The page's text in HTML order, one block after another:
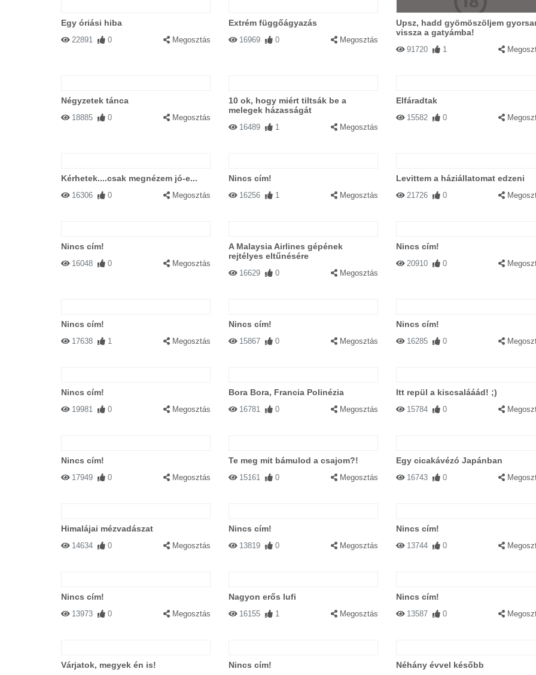
Egy óriási hiba
22891 0 Megosztás
Extrém függőágyazás
16969 0 Megosztás
Upsz, hadd gyömöszöljem
vissza a gatyámba!
91720 1
Négyzetek tánca
18885 0 Megosztás
10 ok, hogy miért tiltsák be a
melegek házasságát
16489 1 Megosztás
Elfáradtak
15582 0
Kérhetek....csak megnézem jó-e...
16306 0 Megosztás
Nincs cím!
16256 1 Megosztás
Levittem a háziállatomat edzeni
21726 0
Nincs cím!
16048 0 Megosztás
A Malaysia Airlines gépének
rejtélyes eltűnésére
16629 0 Megosztás
Nincs cím!
20910 0
Nincs cím!
17638 1 Megosztás
Nincs cím!
15867 0 Megosztás
Nincs cím!
16285 0
Nincs cím!
19981 0 Megosztás
Bora Bora, Francia Polinézia
16781 0 Megosztás
Itt repül a kiscsalááád! ;)
15784 0
Nincs cím!
17949 0 Megosztás
Te meg mit bámulod a csajom?!
15161 0 Megosztás
Egy cicakávézó Japánban
16743 0
Himalájai mézvadászat
14634 0 Megosztás
Nincs cím!
13819 0 Megosztás
Nincs cím!
13744 0
Nincs cím!
13973 0 Megosztás
Nagyon erős lufi
16155 1 Megosztás
Nincs cím!
13587 0
Várjatok, megyek én is! Nincs cím! Néhány évvel később